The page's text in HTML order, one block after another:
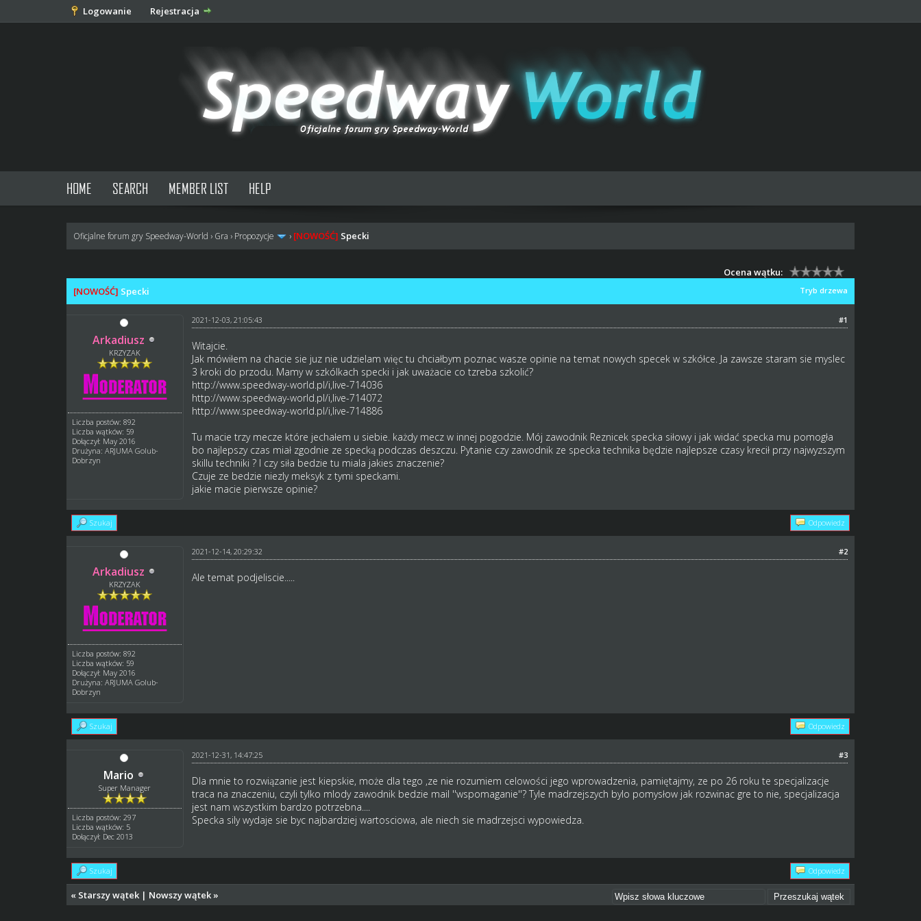
Logowanie Rejestracja
HOME SEARCH MEMBER LIST HELP
Oficjalne forum gry Speedway-World › Gra › Propozycje › [NOWOŚĆ] Specki
Ocena wątku:
Tryb drzewa
[NOWOŚĆ] Specki
Arkadiusz
KRZYZAK
Liczba postów: 892
Liczba wątków: 59
Dołączył: May 2016
Drużyna: ARJUMA Golub-
Dobrzyn
#1
2021-12-03, 21:05:43
Witajcie.
Jak mówiłem na chacie sie juz nie udzielam więc tu chciałbym poznac wasze opinie na temat nowych specek w szkółce. Ja zawsze staram sie myslec
3 kroki do przodu. Mamy w szkólkach specki i jak uważacie co tzreba szkolić?
http://www.speedway-world.pl/i,live-714036
http://www.speedway-world.pl/i,live-714072
http://www.speedway-world.pl/i,live-714886
Tu macie trzy mecze które jechałem u siebie. każdy mecz w innej pogodzie. Mój zawodnik Reznicek specka siłowy i jak widać specka mu pomogła
bo najlepszy czas miał zgodnie ze specką podczas deszczu. Pytanie czy zawodnik ze specka technika będzie najlepsze czasy krecił przy najwyzszym
skillu techniki ? I czy siła bedzie tu miala jakies znaczenie?
Czuje ze bedzie niezly meksyk z tymi speckami.
jakie macie pierwsze opinie?
Szukaj Odpowiedz
Arkadiusz
KRZYZAK
Liczba postów: 892
Liczba wątków: 59
Dołączył: May 2016
Drużyna: ARJUMA Golub-
Dobrzyn
#2
2021-12-14, 20:29:32
Ale temat podjeliscie.....
Szukaj Odpowiedz
Mario
Super Manager
Liczba postów: 297
Liczba wątków: 5
Dołączył: Dec 2013
#3
2021-12-31, 14:47:25
Dla mnie to rozwiązanie jest kiepskie, może dla tego ,ze nie rozumiem celowości jego wprowadzenia, pamiętajmy, ze po 26 roku te specjalizacje
traca na znaczeniu, czyli tylko mlody zawodnik bedzie mail ''wspomaganie''? Tyle madrzejszych bylo pomysłow jak rozwinac gre to nie, specjalizacja
jest nam wszystkim bardzo potrzebna....
Specka sily wydaje sie byc najbardziej wartosciowa, ale niech sie madrzejsci wypowiedza.
Szukaj Odpowiedz
« Starszy wątek | Nowszy wątek »